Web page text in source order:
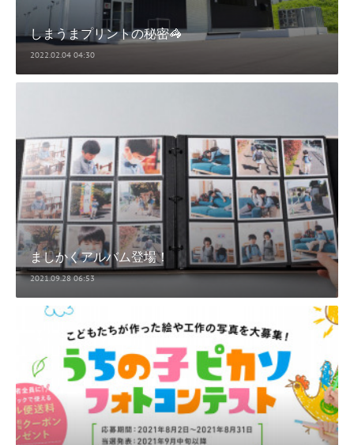
しまうまプリントの秘密🦓
2022.02.04 04:30
ましかくアルバム登場！
2021.09.28 06:53